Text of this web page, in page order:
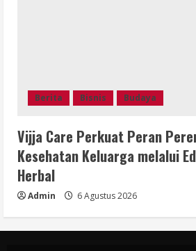
Berita Bisnis Budaya
Vijja Care Perkuat Peran
Kesehatan Keluarga melalui
Herbal
Admin 6 Agustus 2026